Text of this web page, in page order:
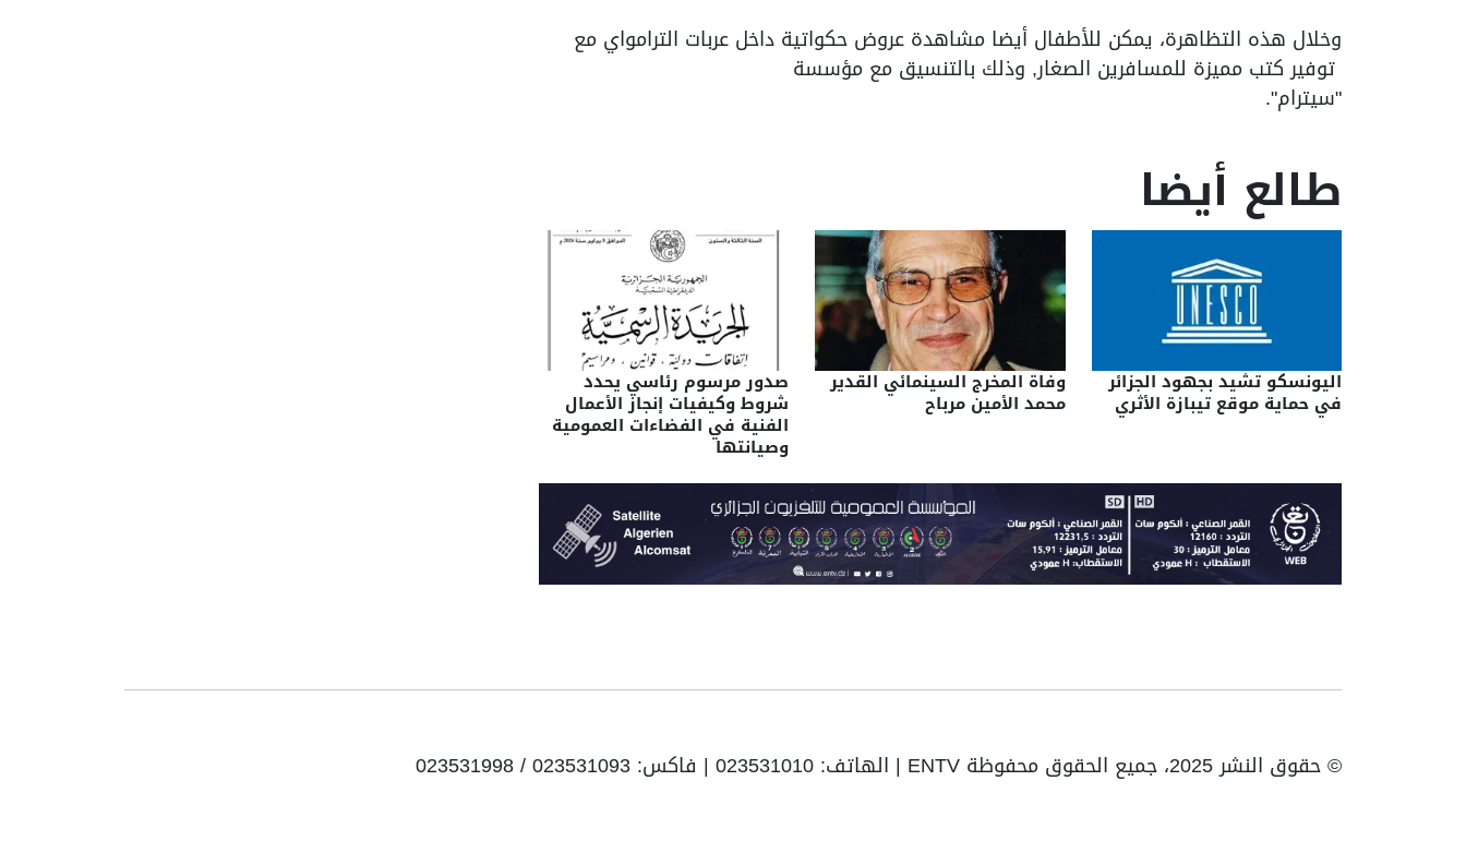
وخلال هذه التظاهرة، يمكن للأطفال أيضا مشاهدة عروض حكواتية داخل عربات الترامواي مع
توفير كتب مميزة للمسافرين الصغار, وذلك بالتنسيق مع مؤسسة
"سيترام".
طالع أيضا
اليونسكو تشيد بجهود الجزائر
في حماية موقع تيبازة الأثري
وفاة المخرج السينمائي القدير
محمد الأمين مرباح
صدور مرسوم رئاسي يحدد
شروط وكيفيات إنجاز الأعمال
الفنية في الفضاءات العمومية
وصيانتها
© حقوق النشر 2025، جميع الحقوق محفوظة ENTV | الهاتف: 023531010 | فاكس: 023531093 / 023531998